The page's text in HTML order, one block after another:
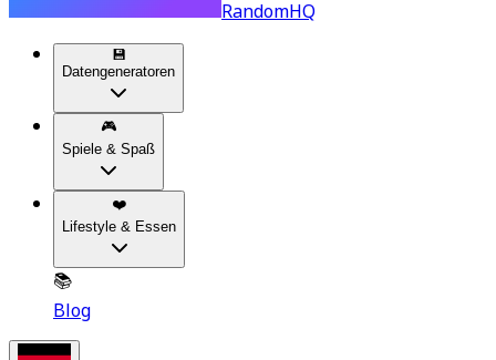
RandomHQ
💾
Datengeneratoren
🎮
Spiele & Spaß
❤️
Lifestyle & Essen
📚
Blog